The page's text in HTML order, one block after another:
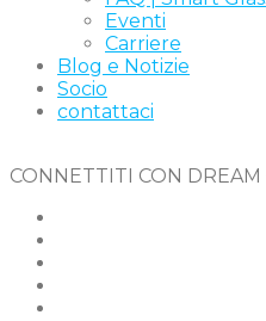
Eventi
Carriere
Blog e Notizie
Socio
contattaci
CONNETTITI CON DREAM